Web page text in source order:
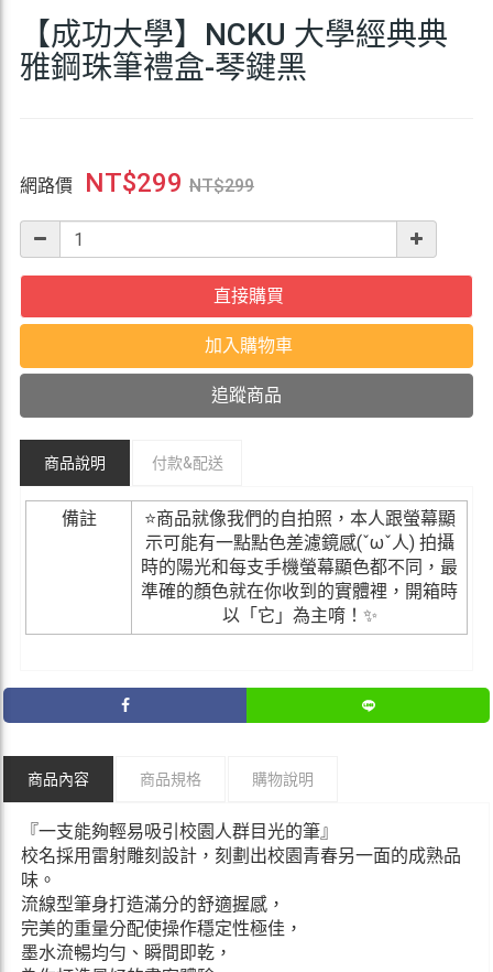
【成功大學】NCKU 大學經典典
雅鋼珠筆禮盒-琴鍵黑
網路價 NT$299 NT$299
直接購買
加入購物車
追蹤商品
商品說明 付款&配送
備註
⭐商品就像我們的自拍照，本人跟螢幕顯
示可能有一點點色差濾鏡感(ˇωˇ人) 拍攝
時的陽光和每支手機螢幕顯色都不同，最
準確的顏色就在你收到的實體裡，開箱時
以「它」為主唷！✨
商品內容 商品規格 購物說明
『一支能夠輕易吸引校園人群目光的筆』
校名採用雷射雕刻設計，刻劃出校園青春另一面的成熟品
味。
流線型筆身打造滿分的舒適握感，
完美的重量分配使操作穩定性極佳，
墨水流暢均勻、瞬間即乾，